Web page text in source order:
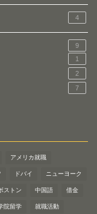
4
9
1
2
7
アメリカ就職
ドバイ ニューヨーク
ストン 中国語 借金
院留学 就職活動